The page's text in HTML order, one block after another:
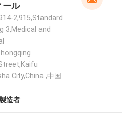
ール
2,915,Standard
3,Medical and
City,China ,中国
造者